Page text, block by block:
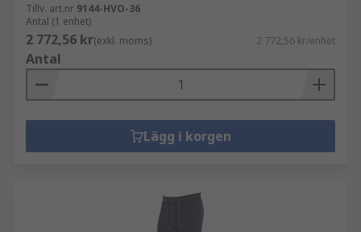
Tillv. art.nr 9144-HVO-36
Antal (1 enhet)
2 772,56 kr(exkl. moms) 2 772,56 kr/enhet
Antal
Lägg i korgen